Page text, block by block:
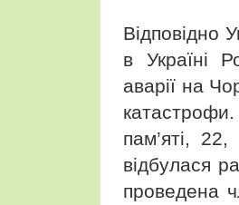
Відповідно
в Україні
аварії на
пам’яті,
відбулася
проведена